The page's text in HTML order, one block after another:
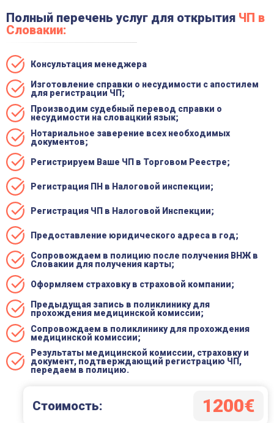
Полный перечень услуг для открытия ЧП в
Словакии:
Консультация менеджера
Изготовление справки о несудимости с апостилем
для регистрации ЧП;
Производим судебный перевод справки о
несудимости на словацкий язык;
Нотариальное заверение всех необходимых
документов;
Регистрируем Ваше ЧП в Торговом Реестре;
Регистрация ПН в Налоговой инспекции;
Регистрация ЧП в Налоговой Инспекции;
Предоставление юридического адреса в год;
Сопровождаем в полицию после получения ВНЖ в
Словакии для получения карты;
Оформляем страховку в страховой компании;
Предыдущая запись в поликлинику для
прохождения медицинской комиссии;
Сопровождаем в поликлинику для прохождения
медицинской комиссии;
Результаты медицинской комиссии, страховку и
документ, подтверждающий регистрацию ЧП,
передаем в полицию.
Cтоимость: 1200€